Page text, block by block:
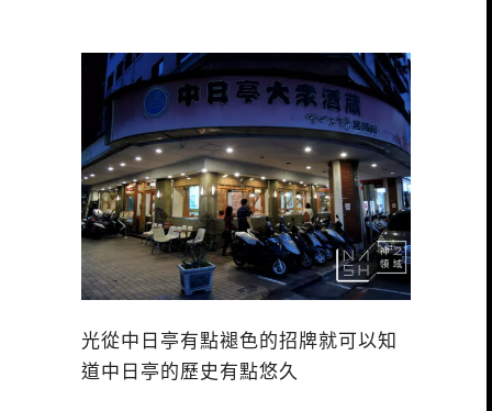
光從中日亭有點褪色的招牌就可以知
道中日亭的歷史有點悠久